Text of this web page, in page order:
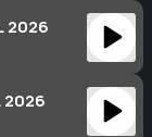
2026
2026